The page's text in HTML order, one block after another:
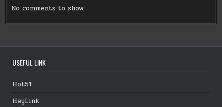
No comments to show.
USEFUL LINK
Hot51
HeyLink